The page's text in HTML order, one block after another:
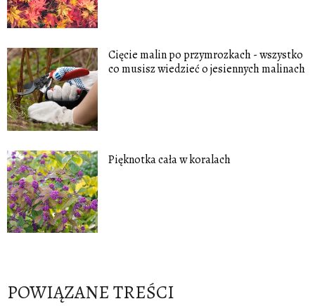
Cięcie malin po przymrozkach - wszystko
co musisz wiedzieć o jesiennych malinach
Pięknotka cała w koralach
POWIĄZANE TREŚCI